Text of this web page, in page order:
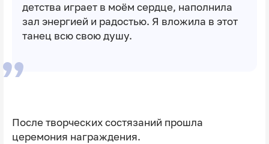
детства играет в моём сердце, наполнила
зал энергией и радостью. Я вложила в этот
танец всю свою душу.
После творческих состязаний прошла
церемония награждения.